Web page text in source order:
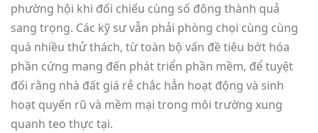
phường hội khi đối chiếu cùng số đông thành quả
sang trọng. Các kỹ sư vẫn phải phòng chọi cùng cùng
quá nhiều thử thách, từ toàn bộ vấn đề tiêu bớt hóa
phần cứng mang đến phát triển phần mềm, để tuyệt
đối rằng nhà đất giá rẻ chắc hẳn hoạt động và sinh
hoạt quyến rũ và mềm mại trong môi trường xung
quanh teo thực tại.